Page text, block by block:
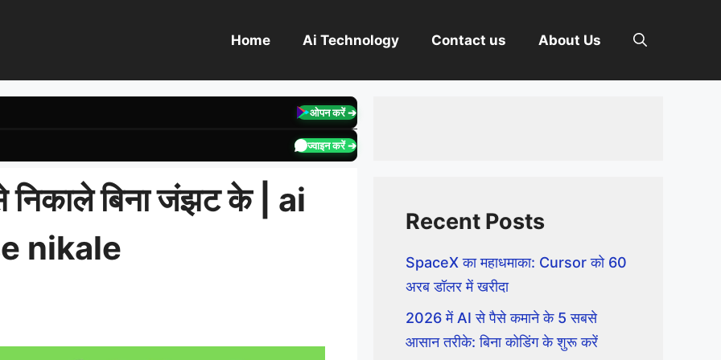
Home Ai Technology Contact us About Us
ओपन करें ➔
ज्वाइन करें ➔
बिना जंझट के | ai
nikale
Recent Posts
SpaceX का महाधमाका: Cursor को 60
अरब डॉलर में खरीदा
2026 में AI से पैसे कमाने के 5 सबसे
आसान तरीके: बिना कोडिंग के शुरू करें